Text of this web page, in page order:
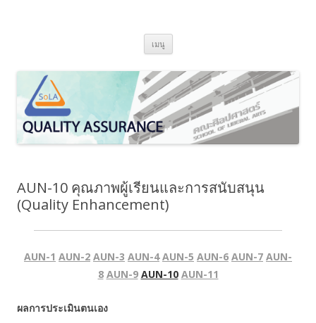
เมนู ข้ามไปยังเนื้อหา
AUN-10 คุณภาพผู้เรียนและการสนับสนุน
(Quality Enhancement)
AUN-1 AUN-2 AUN-3 AUN-4 AUN-5 AUN-6 AUN-7 AUN-
8 AUN-9 AUN-10 AUN-11
ผลการประเมินตนเอง